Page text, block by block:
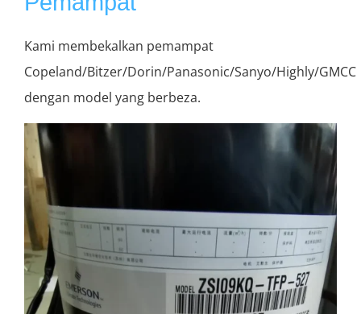
Kami membekalkan pemampat
Copeland/Bitzer/Dorin/Panasonic/Sanyo/Highly/GMCC
dengan model yang berbeza.